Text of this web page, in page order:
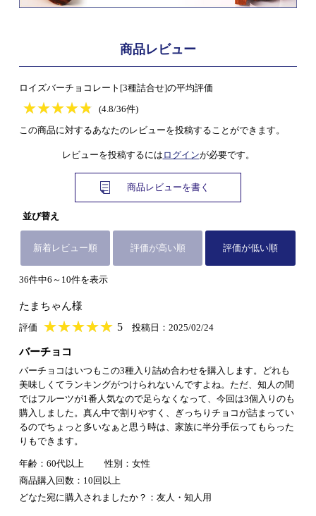
商品レビュー
ロイズバーチョコレート[3種詰合せ]の平均評価
★★★★★
★★★★★
(4.8/36件)
この商品に対するあなたのレビューを投稿することができます。
レビューを投稿するには ログインが必要です。
商品レビューを書く
並び替え
新着レビュー順 評価が高い順 評価が低い順
36件中6～10件を表示
たまちゃん様
評価 ★★★★★
★★★★★ 5 投稿日：2025/02/24
バーチョコ
バーチョコはいつもこの3種入り詰め合わせを購入します。どれも
美味しくてランキングがつけられないんですよね。ただ、知人の間
ではフルーツが1番人気なので足らなくなって、今回は3個入りのも
購入しました。真ん中で割りやすく、ぎっちりチョコが詰まってい
るのでちょっと多いなぁと思う時は、家族に半分手伝ってもらった
りもできます。
年齢：60代以上
性別：女性
商品購入回数：10回以上
どなた宛に購入されましたか？：友人・知人用